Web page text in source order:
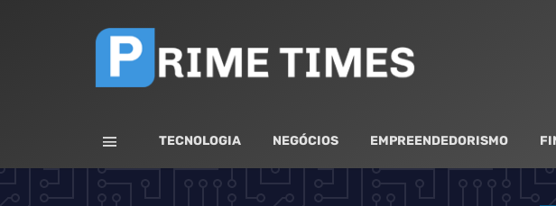
TECNOLOGIA NEGÓCIOS EMPREENDEDORISMO